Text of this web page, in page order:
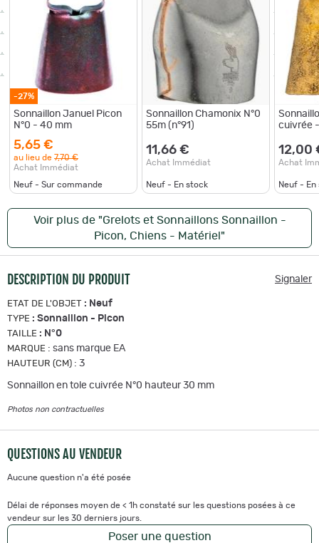
-27%
Sonnaillon Januel Picon
N°0 - 40 mm
5,65 €
au lieu de 7,70 €
Achat Immédiat
Neuf - Sur commande
Sonnaillon Chamonix N°0
55m (n°91)
11,66 €
Achat Immédiat
Neuf - En stock
cuivrée
12,00
Achat
Neuf - En
Voir plus de "Grelots et Sonnaillons Sonnaillon -
Picon, Chiens - Matériel"
DESCRIPTION DU PRODUIT Signaler
ETAT DE L'OBJET : Neuf
TYPE : Sonnaillon - Picon
TAILLE : N°0
MARQUE : sans marque EA
HAUTEUR (CM) : 3
Sonnaillon en tole cuivrée N°0 hauteur 30 mm
Photos non contractuelles
QUESTIONS AU VENDEUR
Aucune question n'a été posée
Délai de réponses moyen de < 1h constaté sur les questions posées à ce
vendeur sur les 30 derniers jours.
Poser une question